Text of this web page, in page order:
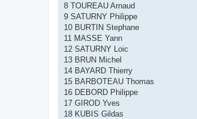
8 TOUREAU Arnaud
9 SATURNY Philippe
10 BURTIN Stephane
11 MASSE Yann
12 SATURNY Loic
13 BRUN Michel
14 BAYARD Thierry
15 BARBOTEAU Thomas
16 DEBORD Philippe
17 GIROD Yves
18 KUBIS Gildas